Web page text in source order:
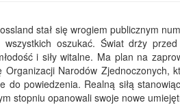
stał się wrogiem publicznym
wszystkich oszukać. Świat drży
i siły witalne. Ma plan na
Organizacji Narodów Zjednoczonych,
do powiedzenia. Realną siłą
stopniu opanowali swoje nowe